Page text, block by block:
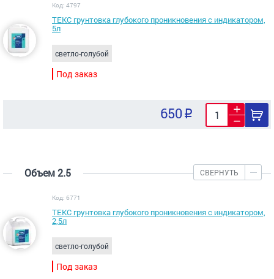
Код: 4797
ТЕКС грунтовка глубокого проникновения с индикатором,
5л
светло-голубой
Под заказ
650
Объем 2.5 СВЕРНУТЬ
Код: 6771
ТЕКС грунтовка глубокого проникновения с индикатором,
2,5л
светло-голубой
Под заказ